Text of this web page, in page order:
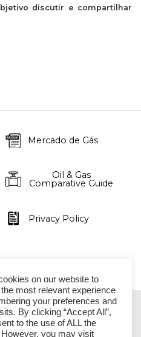
discutir e compartilhar
Mercado de Gás
Oil & Gas
Comparative Guide
Privacy Policy
SÃO PAULO
on our website to
most relevant experience
your preferences and
By clicking “Accept All”,
to the use of ALL the
you may visit